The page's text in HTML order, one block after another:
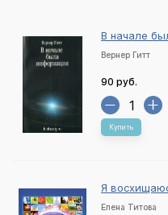
В начале
Вернер Гитт
90 руб.
Купить
Я
Елена Титова